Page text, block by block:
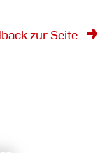
zur Seite